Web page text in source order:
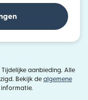
aanbieding. Alle
Bekijk de algemene
in een nieuw venster)